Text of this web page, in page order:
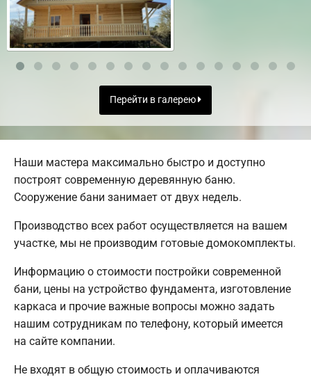
Перейти в галерею
Наши мастера максимально быстро и доступно
построят современную деревянную баню.
Сооружение бани занимает от двух недель.
Производство всех работ осуществляется на вашем
участке, мы не производим готовые домокомплекты.
Информацию о стоимости постройки современной
бани, цены на устройство фундамента, изготовление
каркаса и прочие важные вопросы можно задать
нашим сотрудникам по телефону, который имеется
на сайте компании.
Не входят в общую стоимость и оплачиваются